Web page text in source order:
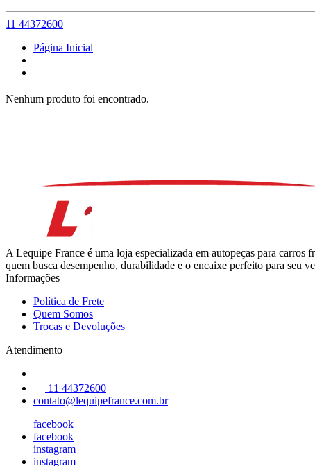
11 44372600
Página Inicial
Nenhum produto foi encontrado.
A Lequipe France é uma loja especializada em autopeças para carros
quem busca desempenho, durabilidade e o encaixe perfeito para seu
Informações
Política de Frete
Quem Somos
Trocas e Devoluções
Atendimento
11 44372600
contato@lequipefrance.com.br
facebook
facebook
instagram
instagram